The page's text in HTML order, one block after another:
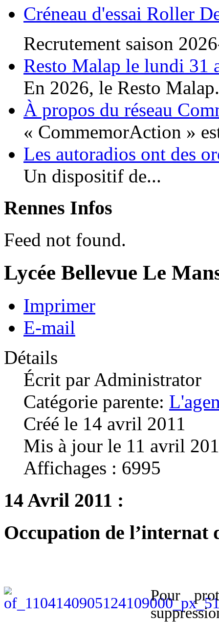
Créneau d'essai Roller
Recrutement saison
Resto Malap le lundi 31
En 2026, le Resto
À propos du réseau
« CommemorAction »
Les autoradios ont des
Un dispositif de...
Rennes Infos
Feed not found.
Lycée Bellevue Le
Imprimer
E-mail
Détails
Écrit par Administrator
Catégorie parente:
Créé le 14 avril 2011
Mis à jour le 11 avril
Affichages : 6995
14 Avril 2011 :
Occupation de l’internat
Pour